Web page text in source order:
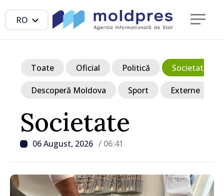
RO
Societate
06 August, 2026 / 06:41
Toate Oficial Politică Societate
Descoperă Moldova Sport Externe